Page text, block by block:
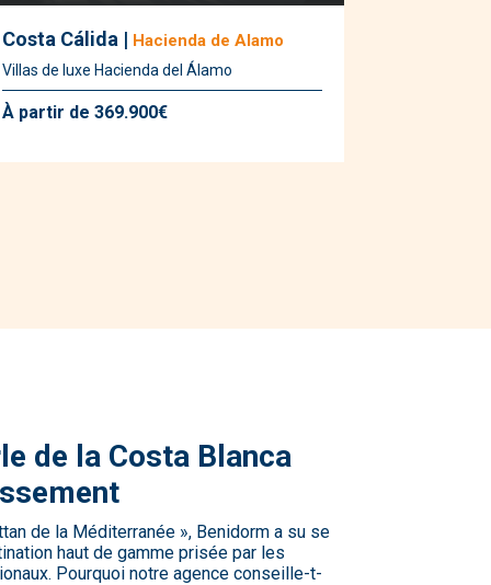
Costa Cálida | Hacienda de Alamo
Villas de luxe Hacienda del Álamo
À partir de 369.900€
de la Costa Blanca
de la Méditerranée », Benidorm a su se
haut de gamme prisée par les
Pourquoi notre agence conseille-t-